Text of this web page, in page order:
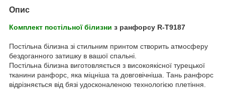
Опис
Комплект постільної білизни з ранфорсу R-T9187
Постільна білизна зі стильним принтом створить атмосферу
бездоганного затишку в вашої спальні.
Постільна білизна виготовляється з високоякісної турецької
тканини ранфорс, яка міцніша та довговічніша. Тань ранфорс
відрізняється від бязі удосконаленою технологією плетіння.